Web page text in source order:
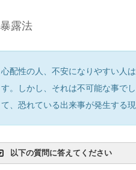
暴露法
心配性の人、不安になりやすい人
す。しかし、それは不可能な事で
て、恐れている出来事が発生する
以下の質問に答えてください